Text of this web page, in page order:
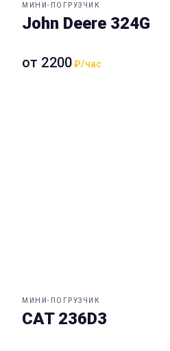
МИНИ-ПОГРУЗЧИК
John Deere 324G
от 2200₽/час
МИНИ-ПОГРУЗЧИК
CAT 236D3